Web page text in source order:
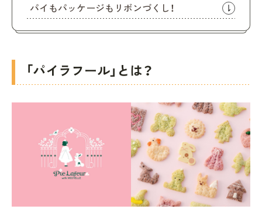
パイもパッケージもリボンづくし！
「パイラフール」とは？